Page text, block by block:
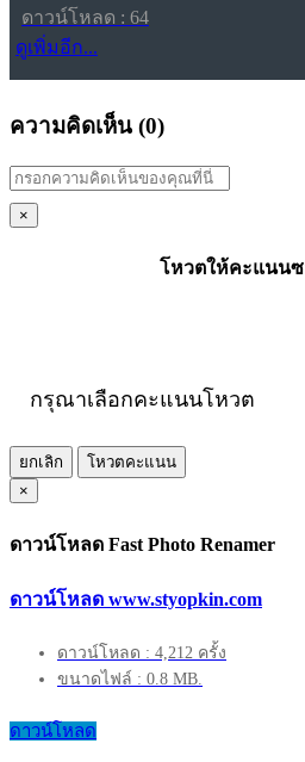
ดาวน์โหลด : 64
ดูเพิ่มอีก...
ความคิดเห็น (0)
×
โหวตให้คะแนน
กรุณาเลือกคะแนนโหวต
ยกเลิก
โหวตคะแนน
×
ดาวน์โหลด Fast Photo Renamer
ดาวน์โหลด www.styopkin.com
ดาวน์โหลด : 4,212 ครั้ง
ขนาดไฟล์ : 0.8 MB.
ดาวน์โหลด